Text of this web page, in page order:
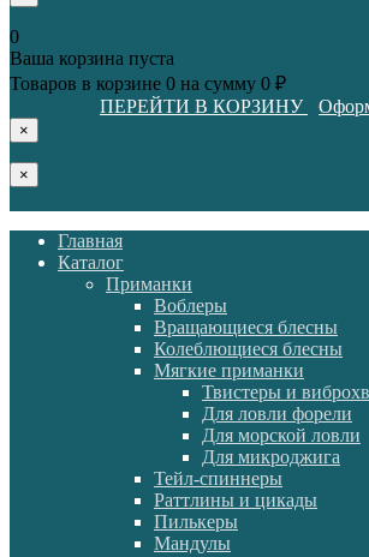
0
Ваша корзина пуста
Товаров в корзине 0 на сумму 0 ₽
ПЕРЕЙТИ В КОРЗИНУ
×
×
Главная
Каталог
Приманки
Воблеры
Вращающиеся блесны
Колеблющиеся блесны
Мягкие приманки
Твистеры и
Для ловли форели
Для морской ловли
Для микроджига
Тейл-спиннеры
Раттлины и цикады
Пилькеры
Мандулы